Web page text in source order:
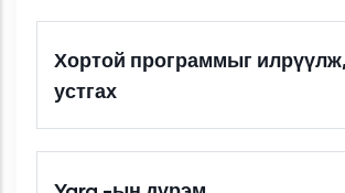
Хортой программыг илрүүлж,
устгах